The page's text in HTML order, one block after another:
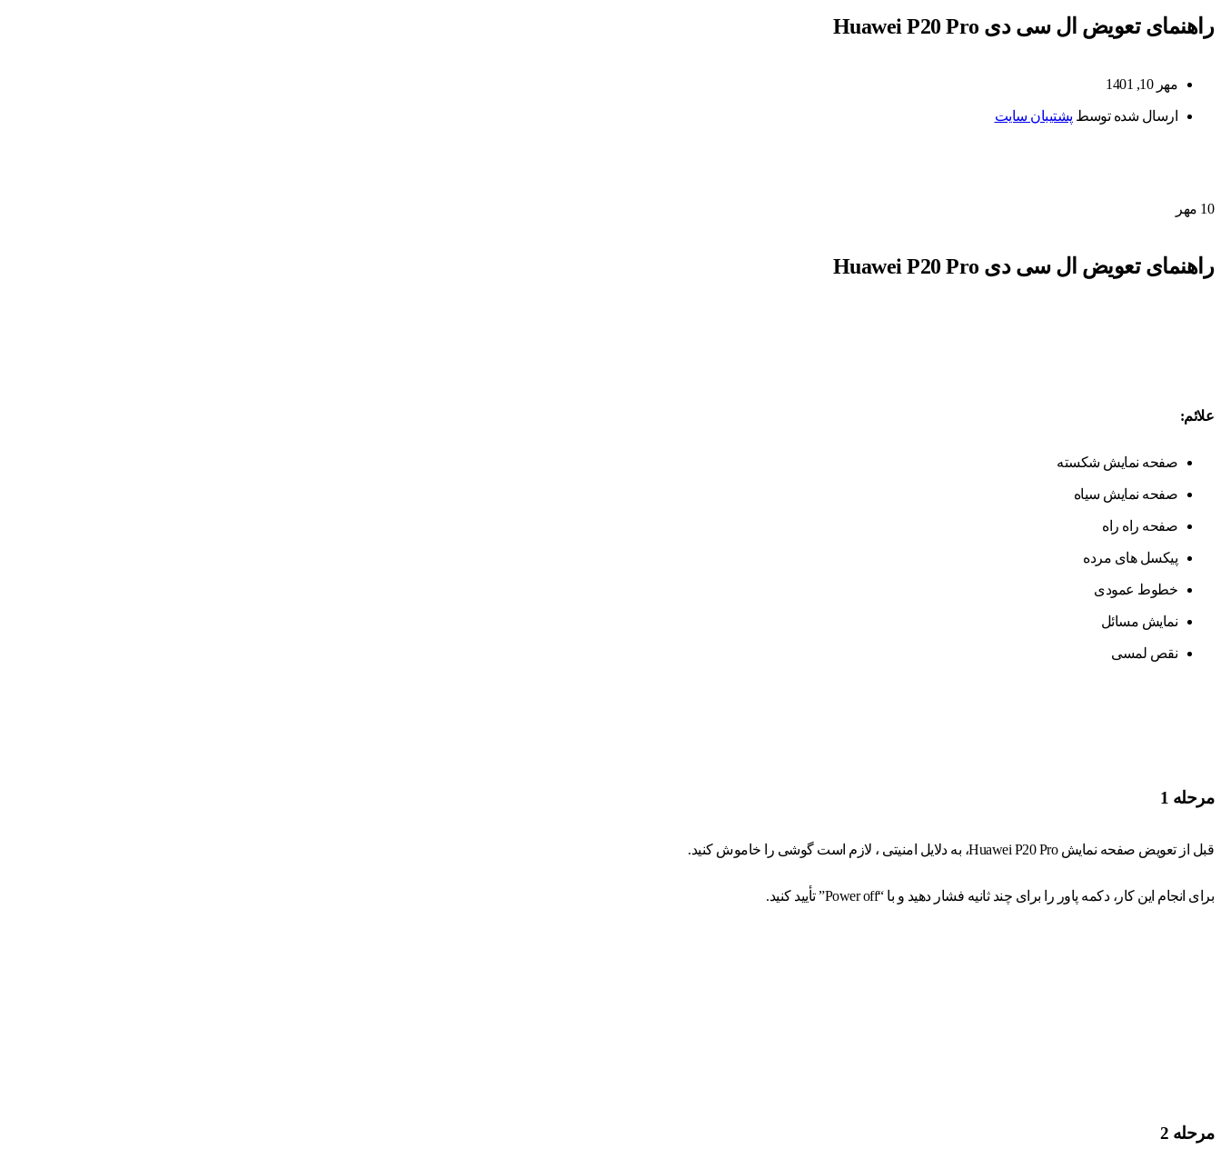
راهنمای تعویض ال سی دی Huawei P20 Pro
مهر 10, 1401
ارسال شده توسط پشتیبان سایت
10 مهر
راهنمای تعویض ال سی دی Huawei P20 Pro
علائم:
صفحه نمایش شکسته
صفحه نمایش سیاه
صفحه راه راه
پیکسل های مرده
خطوط عمودی
نمایش مسائل
نقص لمسی
مرحله 1
قبل از تعویض صفحه نمایش Huawei P20 Pro، به دلایل امنیتی ، لازم است گوشی را خاموش کنید.
برای انجام این کار، دکمه پاور را برای چند ثانیه فشار دهید و با “Power off” تأیید کنید.
مرحله 2